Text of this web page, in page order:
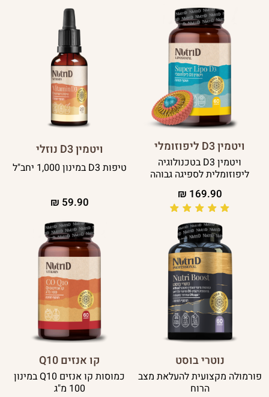
ויטמין D3 ליפוזומלי
ויטמין D3 בטכנולוגיה
ליפוזומלית לספיגה גבוהה
169.90
₪
ויטמין D3 נוזלי
טיפות D3 במינון 1,000 יחב"ל
59.90
₪
נוטרי בוסט
פורמולה מקצועית להעלאת מצב
הרוח
קו אנזים Q10
כמוסות קו אנזים Q10 במינון
100 מ"ג